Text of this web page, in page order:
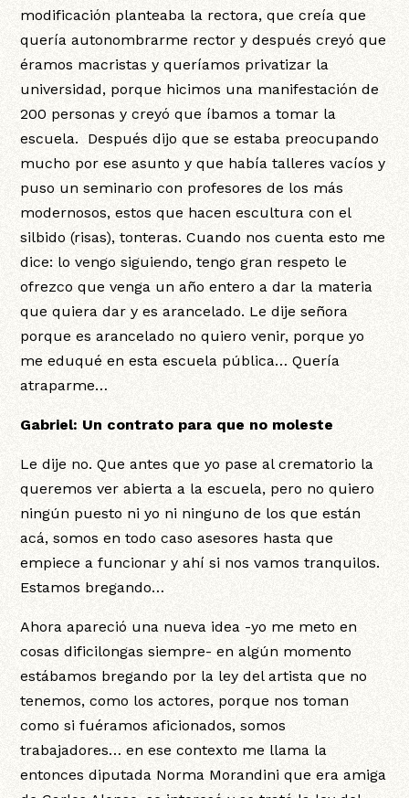
modificación planteaba la rectora, que creía que
quería autonombrarme rector y después creyó que
éramos macristas y queríamos privatizar la
universidad, porque hicimos una manifestación de
200 personas y creyó que íbamos a tomar la
escuela. Después dijo que se estaba preocupando
mucho por ese asunto y que había talleres vacíos y
puso un seminario con profesores de los más
modernosos, estos que hacen escultura con el
silbido (risas), tonteras. Cuando nos cuenta esto me
dice: lo vengo siguiendo, tengo gran respeto le
ofrezco que venga un año entero a dar la materia
que quiera dar y es arancelado. Le dije señora
porque es arancelado no quiero venir, porque yo
me eduqué en esta escuela pública… Quería
atraparme…
Gabriel: Un contrato para que no moleste
Le dije no. Que antes que yo pase al crematorio la
queremos ver abierta a la escuela, pero no quiero
ningún puesto ni yo ni ninguno de los que están
acá, somos en todo caso asesores hasta que
empiece a funcionar y ahí si nos vamos tranquilos.
Estamos bregando…
Ahora apareció una nueva idea -yo me meto en
cosas dificilongas siempre- en algún momento
estábamos bregando por la ley del artista que no
tenemos, como los actores, porque nos toman
como si fuéramos aficionados, somos
trabajadores… en ese contexto me llama la
entonces diputada Norma Morandini que era amiga